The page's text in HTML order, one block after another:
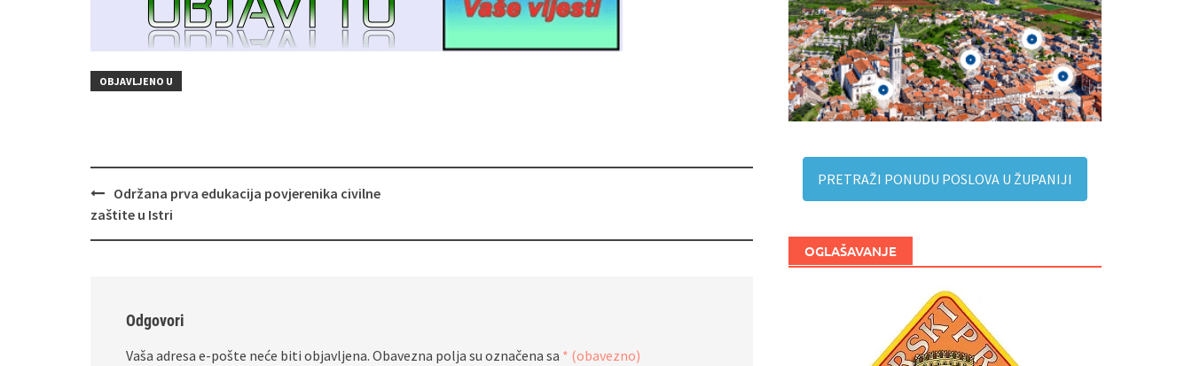
OBJAVLJENO U
Navigacija
objava
Održana prva edukacija povjerenika civilne
zaštite u Istri
Odgovori
Vaša adresa e-pošte neće biti objavljena. Obavezna polja su označena sa * (obavezno)
PRETRAŽI PONUDU POSLOVA U ŽUPANIJI
OGLAŠAVANJE